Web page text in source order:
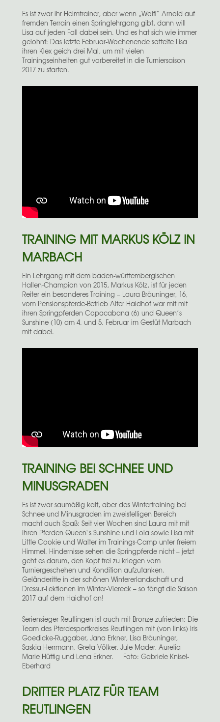
Es ist zwar ihr Heimtrainer, aber wenn „Wolfi“ Arnold auf
fremden Terrain einen Springlehrgang gibt, dann will
Lisa auf jeden Fall dabei sein. Und es hat sich wie immer
gelohnt: Das letzte Februar-Wochenende sattelte Lisa
ihren Klex geich drei Mal, um mit vielen
Trainingseinheiten gut vorbereitet in die Turniersaison
2017 zu starten.
TRAINING MIT MARKUS KÖLZ IN
MARBACH
Ein Lehrgang mit dem baden-württembergischen
Hallen-Champion von 2015, Markus Kölz, ist für jeden
Reiter ein besonderes Training – Laura Bräuninger, 16,
vom Pensionspferde-Betrieb Alter Haidhof war mit mit
ihren Springpferden Copacabana (6) und Queen’s
Sunshine (10) am 4. und 5. Februar im Gestüt Marbach
mit dabei.
TRAINING BEI SCHNEE UND
MINUSGRADEN
Es ist zwar saumäßig kalt, aber das Wintertraining bei
Schnee und Minusgraden im zweistelligen Bereich
macht auch Spaß: Seit vier Wochen sind Laura mit mit
ihren Pferden Queen`s Sunshine und Lola sowie Lisa mit
Little Cookie und Walter im Trainings-Camp unter freiem
Himmel. Hindernisse sehen die Springpferde nicht – jetzt
geht es darum, den Kopf frei zu kriegen vom
Turniergeschehen und Kondition aufzutanken.
Geländeritte in der schönen Wintererlandschaft und
Dressur-Lektionen im Winter-Viereck – so fängt die Saison
2017 auf dem Haidhof an!
Seriensieger Reutlingen ist auch mit Bronze zufrieden: Die
Team des Pferdesportkreises Reutlingen mit (von links) Iris
Goedicke-Ruggaber, Jana Erkner, Lisa Bräuninger,
Saskia Herrmann, Greta Völker, Jule Mader, Aurelia
Marie Hüttig und Lena Erkner. Foto: Gabriele Knisel-
Eberhard
DRITTER PLATZ FÜR TEAM
REUTLINGEN